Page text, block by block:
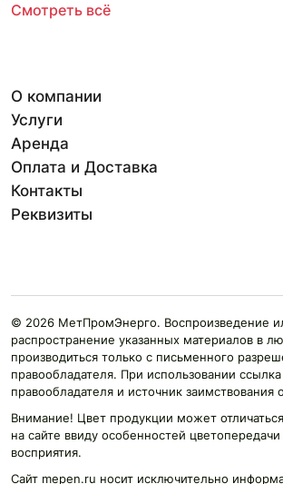
Смотреть всё
О компании
Услуги
Аренда
Оплата и Доставка
Контакты
Реквизиты
© 2026 МетПромЭнерго. Воспроизведение
распространение указанных материалов в
производиться только с письменного
правообладателя. При использовании
правообладателя и источник заимствования
Внимание! Цвет продукции может
на сайте ввиду особенностей
восприятия.
Сайт mepen.ru носит исключительно